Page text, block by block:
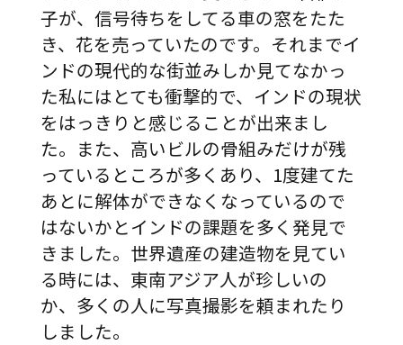
子が、信号待ちをしてる車の窓をたた
き、花を売っていたのです。それまでイ
ンドの現代的な街並みしか見てなかっ
た私にはとても衝撃的で、インドの現状
をはっきりと感じることが出来まし
た。また、高いビルの骨組みだけが残
っているところが多くあり、1度建てた
あとに解体ができなくなっているので
はないかとインドの課題を多く発見で
きました。世界遺産の建造物を見てい
る時には、東南アジア人が珍しいの
か、多くの人に写真撮影を頼まれたり
しました。